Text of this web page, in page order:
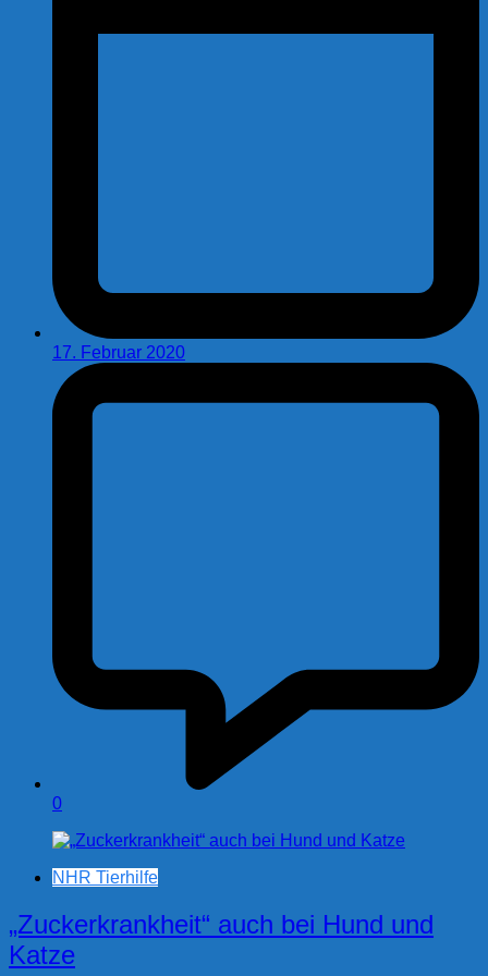
17. Februar 2020
0
NHR Tierhilfe
„Zuckerkrankheit“ auch bei Hund und
Katze